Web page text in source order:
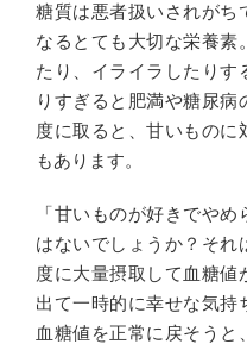
糖質は悪者扱いされがち
なるとても大切な栄養素
たり、イライラしたりす
りすぎると肥満や糖尿
度に取ると、甘いもの
もあります。
「甘いものが好きでや
はないでしょうか？それ
度に大量摂取して血糖
出て一時的に幸せな気持
血糖値を正常に戻そう